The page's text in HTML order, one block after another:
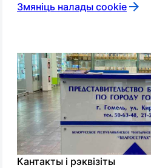
Змяніць налады cookie
Кантакты і рэквізіты